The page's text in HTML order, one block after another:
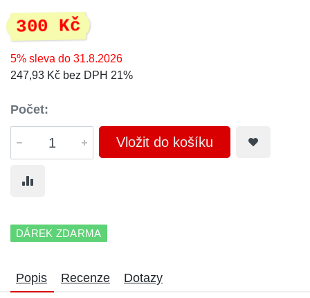
300 Kč
5% sleva do 31.8.2026
247,93 Kč bez DPH 21%
Počet:
Vložit do košíku
DÁREK ZDARMA
Popis Recenze Dotazy